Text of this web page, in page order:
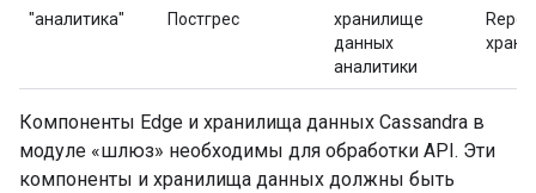
"аналитика" Постгрес
хранилище
данных
аналитики
Компоненты Edge и хранилища данных Cassandra в
модуле «шлюз» необходимы для обработки API. Эти
компоненты и хранилища данных должны быть